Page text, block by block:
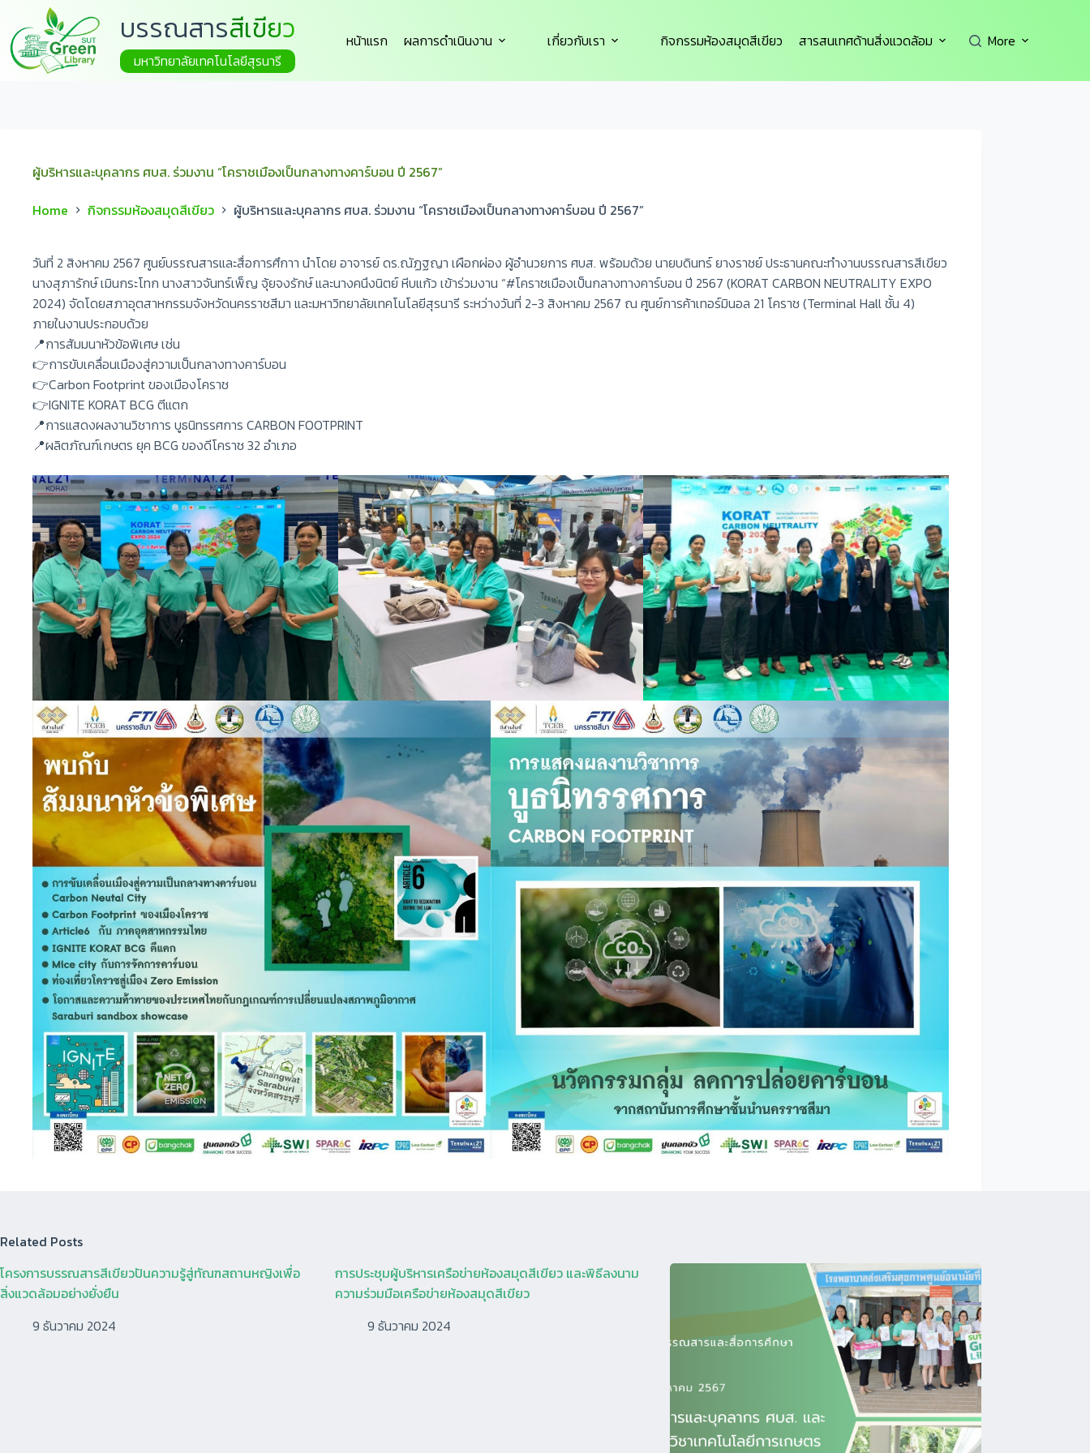
บรรณสารสีเขียว
มหาวิทยาลัยเทคโนโลยีสุรนารี
หน้าแรก ผลการดำเนินงาน เกี่ยวกับเรา กิจกรรมห้องสมุดสีเขียว สารสนเทศด้านสิ่งแวดล้อม More
ผู้บริหารและบุคลากร ศบส. ร่วมงาน “โคราชเมืองเป็นกลางทางคาร์บอน ปี 2567”
Home
กิจกรรมห้องสมุดสีเขียว ผู้บริหารและบุคลากร ศบส. ร่วมงาน “โคราชเมืองเป็นกลางทางคาร์บอน ปี 2567”
วันที่ 2 สิงหาคม 2567 ศูนย์บรรณสารและสื่อการศึกาา นำโดย อาจารย์ ดร.ณัฏฐญา เผือกผ่อง ผู้อำนวยการ ศบส. พร้อมด้วย นายบดินทร์ ยางราชย์ ประธานคณะทำงานบรรณสารสีเขียว
นางสุภารักษ์ เมินกระโทก นางสาวจันทร์เพ็ญ จุ้ยจงรักษ์ และนางคนึงนิตย์ หีบแก้ว เข้าร่วมงาน “#โคราชเมืองเป็นกลางทางคาร์บอน ปี 2567 (KORAT CARBON NEUTRALITY EXPO
2024) จัดโดยสภาอุตสาหกรรมจังหวัดนครราชสีมา และมหาวิทยาลัยเทคโนโลยีสุรนารี ระหว่างวันที่ 2-3 สิงหาคม 2567 ณ ศูนย์การค้าเทอร์มินอล 21 โคราช (Terminal Hall ชั้น 4)
ภายในงานประกอบด้วย
📍การสัมมนาหัวข้อพิเศษ เช่น
👉การขับเคลื่อนเมืองสู่ความเป็นกลางทางคาร์บอน
👉Carbon Footprint ของเมืองโคราช
👉IGNITE KORAT BCG ตีแตก
📍การแสดงผลงานวิชาการ บูธนิทรรศการ CARBON FOOTPRINT
📍ผลิตภัณฑ์เกษตร ยุค BCG ของดีโคราช 32 อำเภอ
Related Posts
โครงการบรรณสารสีเขียวปันความรู้สู่ทัณฑสถานหญิงเพื่อ
สิ่งแวดล้อมอย่างยั่งยืน
9 ธันวาคม 2024
การประชุมผู้บริหารเครือข่ายห้องสมุดสีเขียว และพิธีลงนาม
ความร่วมมือเครือข่ายห้องสมุดสีเขียว
9 ธันวาคม 2024